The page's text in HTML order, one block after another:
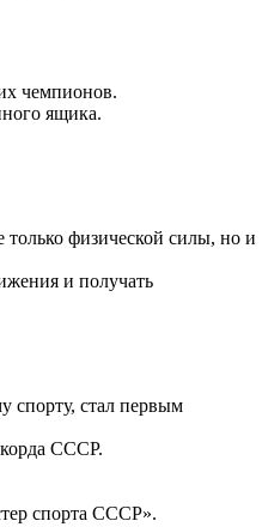
чемпионов.
ящика.
только физической силы, но и
и получать
спорту, стал первым
СССР.
спорта СССР».